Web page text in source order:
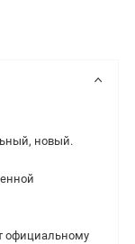
новый.
официальному